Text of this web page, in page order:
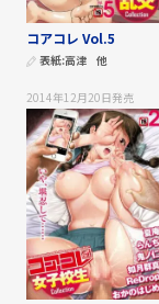
コアコレ Vol.5
表紙:高津 他
2014年12月20日発売